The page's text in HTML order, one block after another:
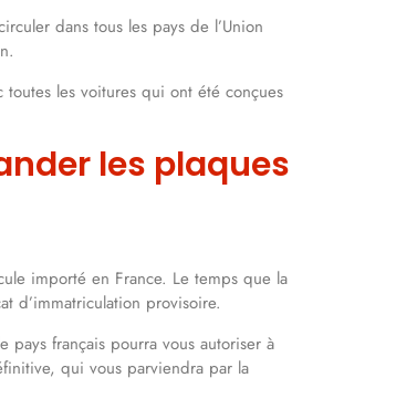
dans tous les pays de l’Union
les voitures qui ont été conçues
les plaques
importé en France. Le temps que la
d’immatriculation provisoire.
français pourra vous autoriser à
qui vous parviendra par la